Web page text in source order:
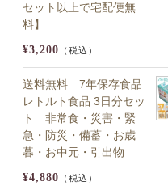
セット以上で宅配便無
料】
¥3,200 （税込）
送料無料 7年保存食品
レトルト食品 3日分セッ
ト 非常食・災害・緊
急・防災・備蓄・お歳
暮・お中元・引出物
¥4,880 （税込）